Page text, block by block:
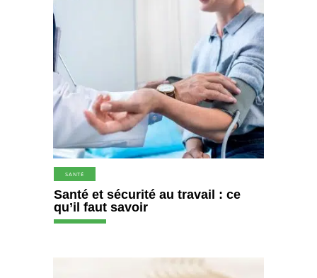
SANTÉ
Santé et sécurité au travail : ce
qu’il faut savoir